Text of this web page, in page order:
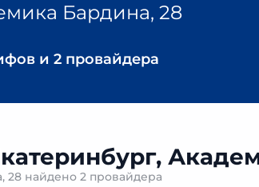
Бардина, 28
и 2 провайдера
28 найдено 2 провайдера